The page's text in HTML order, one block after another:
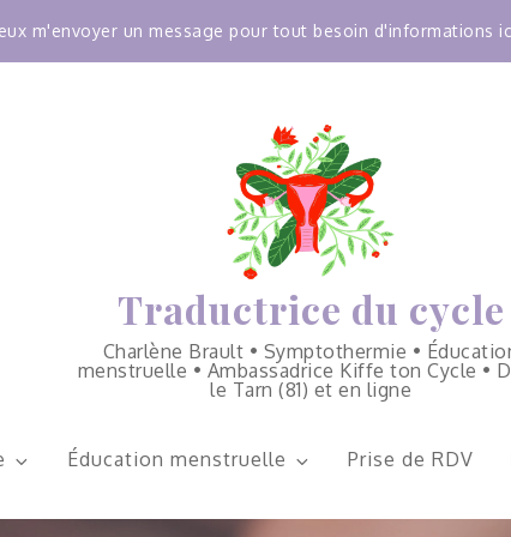
m'envoyer un message pour tout besoin d'informations
Traductrice du cycle
Charlène Brault • Symptothermie •
menstruelle • Ambassadrice Kiffe ton Cycle •
le Tarn (81) et en ligne
Éducation menstruelle Prise de RDV